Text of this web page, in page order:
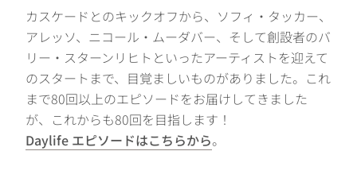
カスケードとのキックオフから、ソフィ・タッカー、
アレッソ、ニコール・ムーダバー、そして創設者のバ
リー・スターンリヒトといったアーティストを迎えて
のスタートまで、目覚ましいものがありました。これ
まで80回以上のエピソードをお届けしてきました
が、これからも80回を目指します！
Daylife エピソードはこちらから。